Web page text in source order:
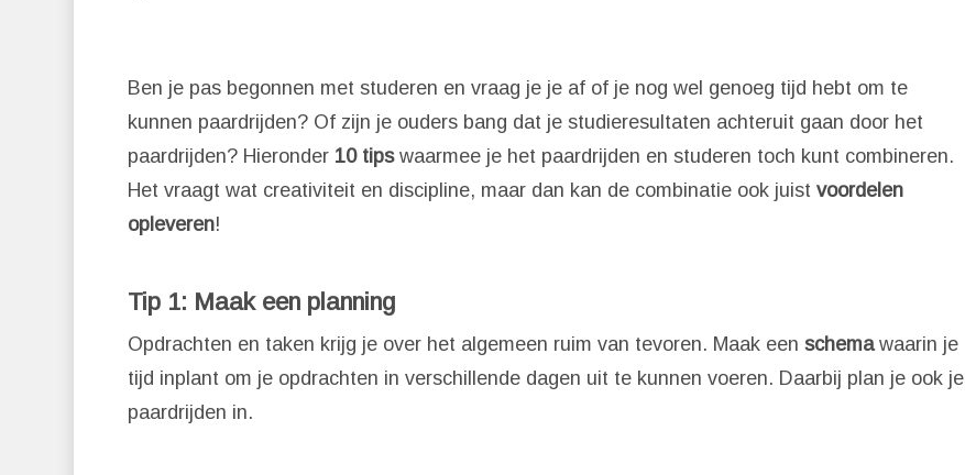
Ben je pas begonnen met studeren en vraag je je af of je nog wel genoeg tijd hebt om te
kunnen paardrijden? Of zijn je ouders bang dat je studieresultaten achteruit gaan door het
paardrijden? Hieronder 10 tipswaarmee je het paardrijden en studeren toch kunt combineren.
Het vraagt wat creativiteit en discipline, maar dan kan de combinatie ook juist voordelen
opleveren!
Tip 1: Maak een planning
Opdrachten en taken krijg je over het algemeen ruim van tevoren. Maak een schemawaarin je
tijd inplant om je opdrachten in verschillende dagen uit te kunnen voeren. Daarbij plan je ook je
paardrijden in.